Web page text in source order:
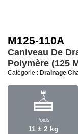
M125-110A
Caniveau De
Polymère (125
Catégorie : Drainage
Poids
11 ± 2 kg